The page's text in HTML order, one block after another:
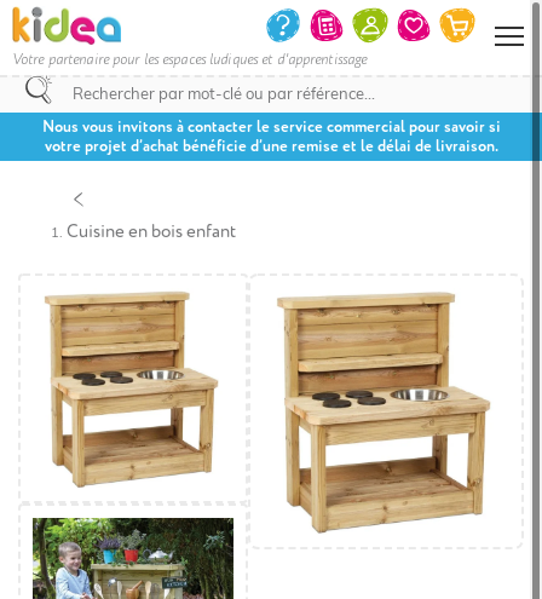
Votre partenaire pour les espaces ludiques et d'apprentissage
Nous vous invitons à contacter le service commercial pour savoir si
votre projet d’achat bénéficie d’une remise et le délai de livraison.
Cuisine en bois enfant